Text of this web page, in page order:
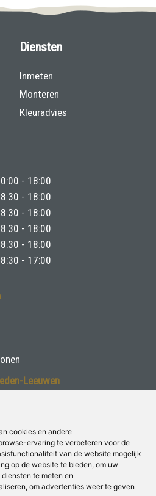
cookies en andere
ervaring te verbeteren voor de
van de website mogelijk
op de website te bieden, om uw
te meten en
, om advertenties weer te geven
Diensten
Inmeten
Monteren
Kleuradvies
- 18:00
- 18:00
- 18:00
- 18:00
- 18:00
- 17:00
Leeuwen